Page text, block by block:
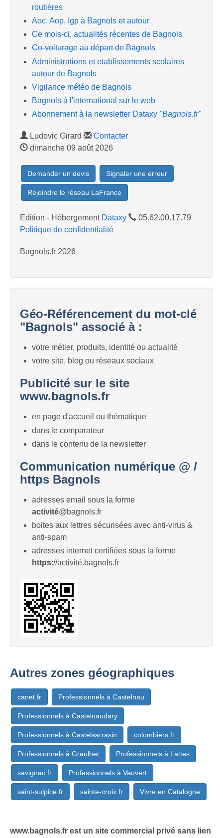
routières
Aoc, Aop, Igp à Bagnols et autour
Ce mois-ci, actualités récentes de Bagnols
Co-voiturage au départ de Bagnols
Administrations et etablissements scolaires
autour de Bagnols
Vigilance météo de Bagnols
Bagnols à l'international sur le web
Abonnement à la newsletter Dataxy "Bagnols.fr"
Ludovic Girard
Contacter
dimanche 09 août 2026
Demander un devis Signaler une erreur
Rejoindre le réseau LaFrance
Edition - Hébergement Dataxy
05.62.00.17.79
Politique de confidentialité
Bagnols.fr 2026
Géo-Référencement du mot-clé
"Bagnols" associé à :
votre métier, produits, identité ou actualité
votre site, blog ou réseaux sociaux
Publicité sur le site
www.bagnols.fr
en page d'accueil ou thématique
dans le comparateur
dans le contenu de la newsletter
Communication numérique @ /
https Bagnols
adresses email sous la forme
activité@bagnols.fr
boites aux lettres sécurisées avec anti-virus &
anti-spam
adresses internet certifiées sous la forme
https://activité.bagnols.fr
Autres zones géographiques
canet.fr Professionnels à Castelnau
Professionnels à Castelnaudary
Professionnels à Castelsarrasin colombiers.fr
Professionnels à Graulhet Professionnels à Lattes
savignac.fr Professionnels à Vauvert
saint-sulpice.fr sainte-croix.fr Vivre en Catalogne
www.bagnols.fr est un site commercial privé sans lien